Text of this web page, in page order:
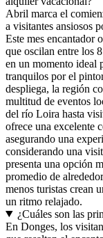
Abril marca el
a visitantes ansiosos
Este mes encantador
que oscilan entre los
en un momento ideal
tranquilos por el
despliega, la región
multitud de eventos
del río Loira hasta
ofrece una excelente
asegurando una
considerando una
presenta una opción
promedio de
menos turistas crean
un ritmo relajado.
¿Cuáles son las
En Donges, los